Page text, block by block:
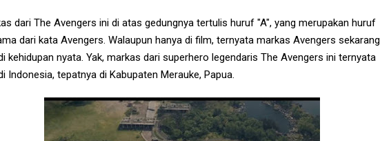
dari The Avengers ini di atas gedungnya tertulis huruf "A", yang merupakan huruf
dari kata Avengers. Walaupun hanya di film, ternyata markas Avengers sekarang
kehidupan nyata. Yak, markas dari superhero legendaris The Avengers ini ternyata
Indonesia, tepatnya di Kabupaten Merauke, Papua.